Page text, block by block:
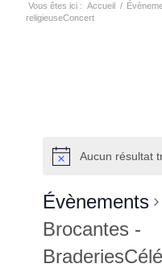
Vous êtes ici : Accueil /
religieuseConcert
Aucun résultat
Évènements
Brocantes -